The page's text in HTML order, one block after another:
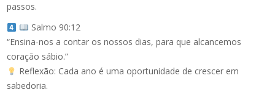
passos.
Salmo 90:12
“Ensina-nos a contar os nossos dias, para que alcancemos
coração sábio.”
Reflexão: Cada ano é uma oportunidade de crescer em
sabedoria.